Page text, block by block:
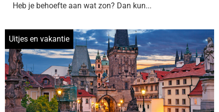
Heb je behoefte aan wat zon? Dan kun...
Uitjes en vakantie